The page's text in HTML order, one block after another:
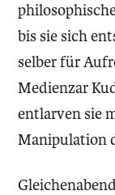
bis sie sich
selber für
Medienzar
entlarven sie
Manipulation